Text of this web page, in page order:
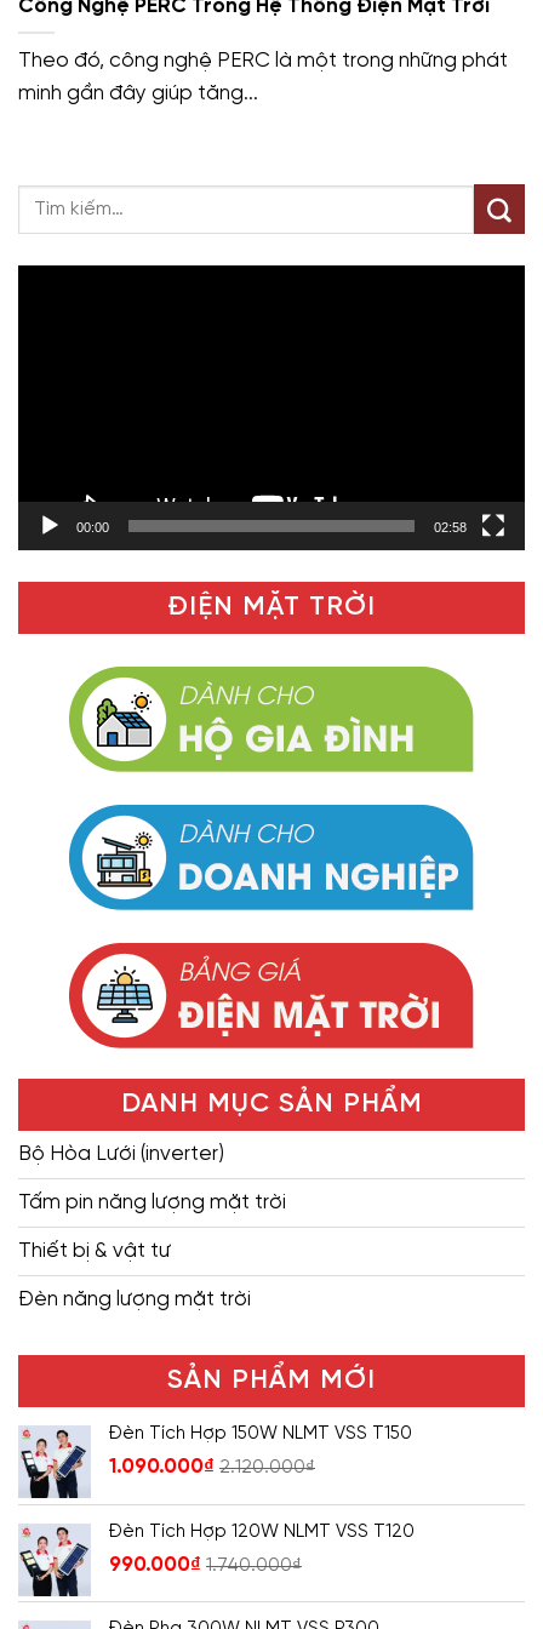
Công Nghệ PERC Trong Hệ Thống Điện Mặt Trời
Theo đó, công nghệ PERC là một trong những phát
minh gần đây giúp tăng...
00:00 02:58
ĐIỆN MẶT TRỜI
DANH MỤC SẢN PHẨM
Bộ Hòa Lưới (inverter)
Tấm pin năng lượng mặt trời
Thiết bị & vật tư
Đèn năng lượng mặt trời
SẢN PHẨM MỚI
Đèn Tích Hợp 150W NLMT VSS T150
1.090.000₫ 2.120.000₫
Đèn Tích Hợp 120W NLMT VSS T120
990.000₫ 1.740.000₫